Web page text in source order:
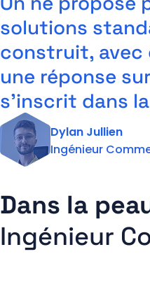
Nos agences
Nous rejoindre
Actus et Ressources
Contact
Support
solutions
construit, avec
une réponse
s’inscrit dans
Dylan Jullien
Ingénieur
Dans la
Ingénieur